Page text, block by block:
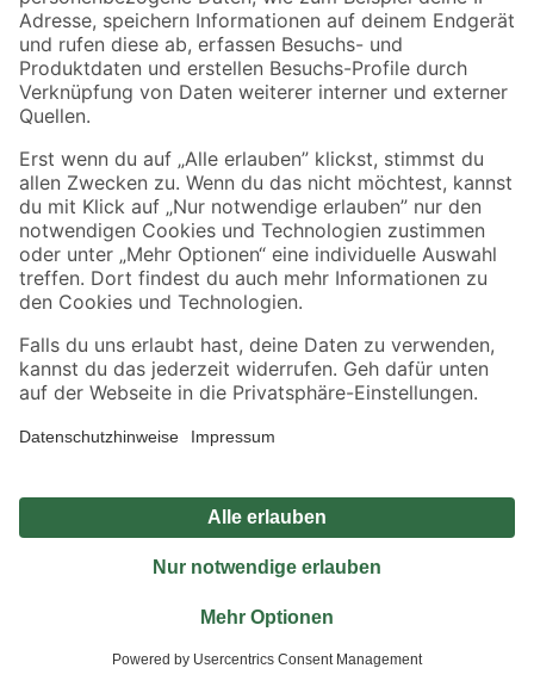
Zahlungsarten Versandarten
Sicher einkaufen
Jetzt die toom-App herunterladen
Alle Preisangaben in EUR inkl. gesetzl. MwSt.. Die dargestellten Angebote sind unter
Umständen nicht in allen Märkten verfügbar. Die angegebenen Verfügbarkeiten beziehen
Produkte nur solange der Vorrat reicht.
*Paketversand ab 59 € versandkostenfrei, gilt nicht für Artikel mit Speditionsversand, hier
Privatsphäre Impressum
Nutzungsbedingungen
Widerrufsrecht
Vertrag widerrufen
© 2026 toom Baumarkt GmbH